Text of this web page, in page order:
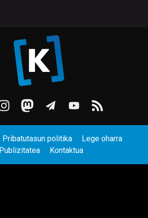
Pribatutasun politika
Lege oharra
Publizitatea
Kontaktua